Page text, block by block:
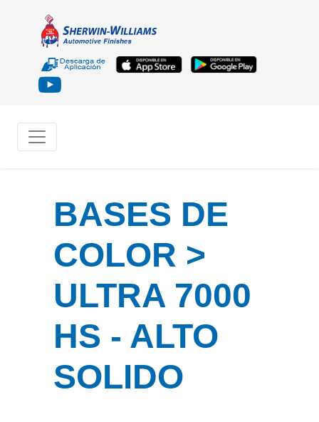
BASES DE
COLOR >
ULTRA 7000
HS - ALTO
SOLIDO